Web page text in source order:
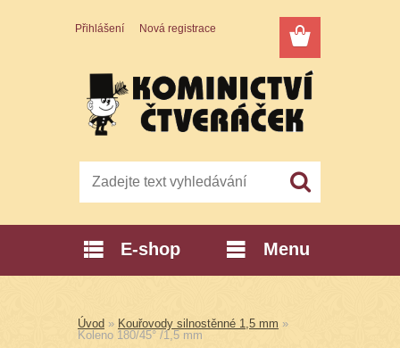
Přihlášení Nová registrace
E-shop Menu
Úvod » Kouřovody silnostěnné 1,5 mm »
Koleno 180/45° /1,5 mm